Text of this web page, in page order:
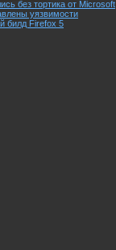
без тортика от Microsoft
уязвимости
билд Firefox 5